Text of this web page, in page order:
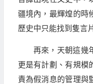
疆境內，最輝煌的時
歷史中只能找到隻言
再來，天朝這幾
更是有計劃、有規模
責為假消息的管理與